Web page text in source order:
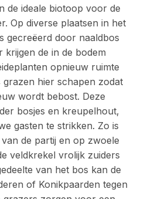
de ideale biotoop voor de
Op diverse plaatsen in het
gecreëerd door naaldbos
krijgen de in de bodem
opnieuw ruimte
grazen hier schapen zodat
wordt bebost. Deze
bosjes en kreupelhout,
gasten te strikken. Zo is
de partij en op zwoele
veldkrekel vrolijk zuiders
van het bos kan de
of Konikpaarden tegen